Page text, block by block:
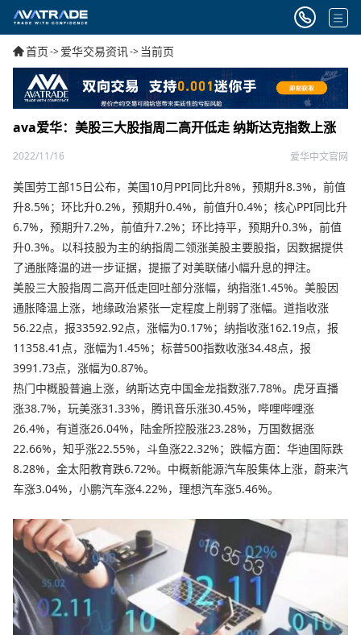
首页->爱华交易资讯-> 当前页
ava爱华：美股三大股指周二高开低走 纳斯达克指数上涨
2022/11/16 爱华中文官网
美国劳工部15日公布，美国10月PPI同比升8%，预期升8.3%，前值
升8.5%；环比升0.2%，预期升0.4%，前值升0.4%；核心PPI同比升
6.7%，预期升7.2%，前值升7.2%；环比持平，预期升0.3%，前值
升0.3%。以科技股为主的纳指周二领涨美股主要股指，因数据提供
了通胀降温的进一步证据，提振了对美联储小幅升息的押注。
美股三大股指周二高开低走回吐部分涨幅，纳指涨1.45%。美股因
通胀降温上涨，地缘政治紧张一定程度上削弱了涨幅。道指收涨
56.22点，报33592.92点，涨幅为0.17%；纳指收涨162.19点，报
11358.41点，涨幅为1.45%；标普500指数收涨34.48点，报
3991.73点，涨幅为0.87%。
热门中概股普遍上涨，纳斯达克中国金龙指数涨7.78%。虎牙直播
涨38.7%，玩美涨31.33%，腾讯音乐涨30.45%，哔哩哔哩涨
26.4%，有道涨26.04%，陆金所控股涨23.28%，万国数据涨
22.66%，知乎涨22.55%，斗鱼涨22.32%；跌幅方面：华迪国际跌
8.28%，金太阳教育跌6.72%。中概新能源汽车股集体上涨，蔚来汽
车涨3.04%，小鹏汽车涨4.22%，理想汽车涨5.46%。